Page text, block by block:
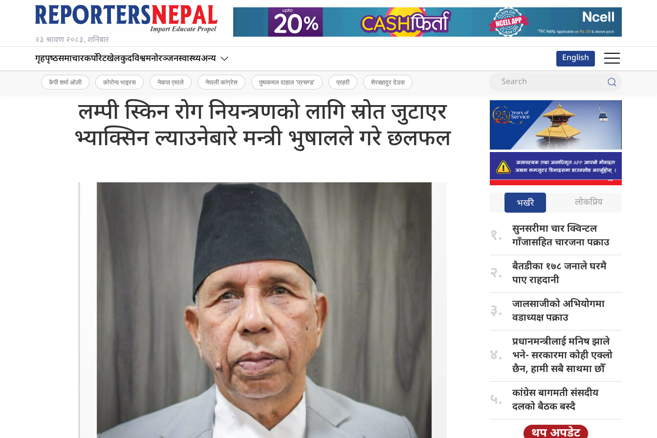
२३ श्रावण २०८३, शनिबार
गृहपृष्‍ठसमाचारकर्पोरेटखेलकुदविश्वमनोरञ्जनस्वास्थ्यअन्य English
केपी शर्मा ओली कोरोना भाइरस नेकपा एमाले नेपाली कांग्रेस पुष्पकमल दाहाल ‘प्रचण्ड’ प्रहरी शेरबहादुर देउवा
लम्पी स्किन रोग नियन्त्रणको लागि स्रोत जुटाएर
भ्याक्सिन ल्याउनेबारे मन्त्री भुषालले गरे छलफल
भर्खरै लोकप्रिय
१. सुनसरीमा चारक्विन्टल
गाँजासहित चारजना पक्राउ
२. बैतडीका १७८ जनाले घरमै
पाए राहदानी
३.
जालसाजीको अभियोगमा
वडाध्यक्ष पक्राउ
४.
प्रधानमन्त्रीलाई मनिषझाले
भने- सरकारमा कोही एक्लो
छैन, हामी सबै साथमा छौँ
५. कांग्रेस बागमतीसंसदीय
दलको बैठक बस्दै
थप अपडेट